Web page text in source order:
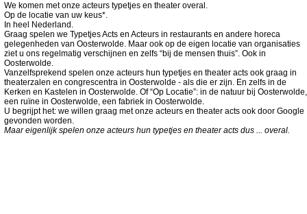
We komen met onze acteurs typetjes en theater overal.
Op de locatie van uw keus*.
In heel Nederland.
Graag spelen we Typetjes Acts en Acteurs in restaurants en andere horeca
gelegenheden van Oosterwolde. Maar ook op de eigen locatie van organisaties
ziet u ons regelmatig verschijnen en zelfs “bij de mensen thuis”. Ook in
Oosterwolde.
Vanzelfsprekend spelen onze acteurs hun typetjes en theater acts ook graag in
theaterzalen en congrescentra in Oosterwolde - als die er zijn. En zelfs in de
Kerken en Kastelen in Oosterwolde. Of “Op Locatie”: in de natuur bij Oosterwolde,
een ruïne in Oosterwolde, een fabriek in Oosterwolde.
U begrijpt het: we willen graag met onze acteurs en theater acts ook door Google
gevonden worden.
Maar eigenlijk spelen onze acteurs hun typetjes en theater acts dus ... overal.